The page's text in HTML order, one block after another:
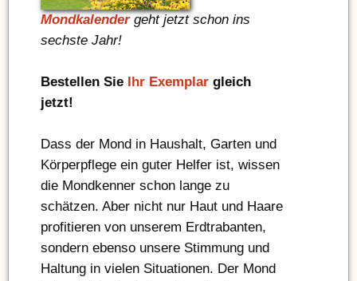
Mondkalendergeht jetzt schon ins
sechste Jahr!
Bestellen Sie Ihr Exemplar gleich
jetzt!
Dass der Mond in Haushalt, Garten und
Körperpflege ein guter Helfer ist, wissen
die Mondkenner schon lange zu
schätzen. Aber nicht nur Haut und Haare
profitieren von unserem Erdtrabanten,
sondern ebenso unsere Stimmung und
Haltung in vielen Situationen. Der Mond